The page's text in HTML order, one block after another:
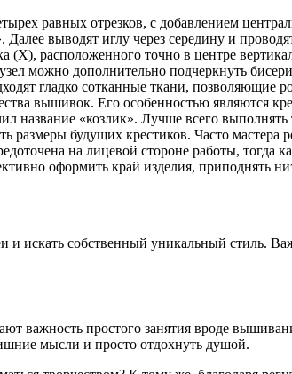
равных отрезков, с добавлением
выводят иглу через середину и
(X), расположенного точно в центре
можно дополнительно подчеркнуть
гладко сотканные ткани, позволяющие
вышивок. Его особенностью являются
название «козлик». Лучше всего
размеры будущих крестиков. Часто мастера
на лицевой стороне работы, тогда
оформить край изделия, приподнять
искать собственный уникальный стиль.
важность простого занятия вроде
мысли и просто отдохнуть душой.